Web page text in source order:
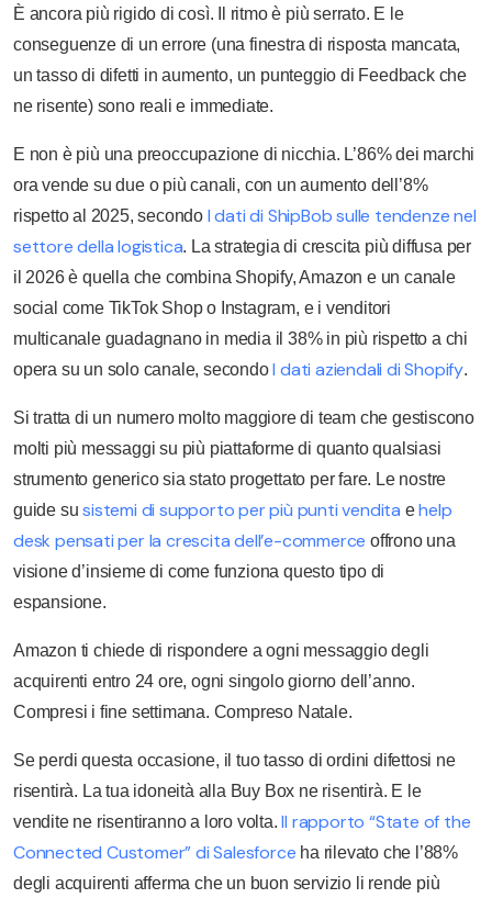
È ancora più rigido di così. Il ritmo è più serrato. E le
conseguenze di un errore (una finestra di risposta mancata,
un tasso di difetti in aumento, un punteggio di Feedback che
ne risente) sono reali e immediate.
E non è più una preoccupazione di nicchia. L’86% dei marchi
ora vende su due o più canali, con un aumento dell’8%
rispetto al 2025, secondo I dati di ShipBob sulle tendenze nel
settore della logistica. La strategia di crescita più diffusa per
il 2026 è quella che combina Shopify, Amazon e un canale
social come TikTok Shop o Instagram, e i venditori
multicanale guadagnano in media il 38% in più rispetto a chi
opera su un solo canale, secondo I dati aziendali di Shopify.
Si tratta di un numero molto maggiore di team che gestiscono
molti più messaggi su più piattaforme di quanto qualsiasi
strumento generico sia stato progettato per fare. Le nostre
guide susistemi di supporto per più punti vendita e help
desk pensati per la crescita dell’e-commerce offrono una
visione d’insieme di come funziona questo tipo di
espansione.
Amazon ti chiede di rispondere a ogni messaggio degli
acquirenti entro 24 ore, ogni singolo giorno dell’anno.
Compresi i fine settimana. Compreso Natale.
Se perdi questa occasione, il tuo tasso di ordini difettosi ne
risentirà. La tua idoneità alla Buy Box ne risentirà. E le
vendite ne risentiranno a loro volta. Il rapporto “State of the
Connected Customer” di Salesforce ha rilevato che l’88%
degli acquirenti afferma che un buon servizio li rende più